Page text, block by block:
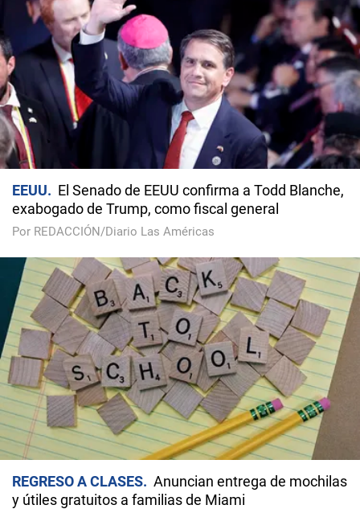
EEUU
El Senado de EEUU confirma a Todd Blanche,
exabogado de Trump, como fiscal general
Por REDACCIÓN/Diario Las Américas
REGRESO A CLASES
Anuncian entrega de mochilas
y útiles gratuitos a familias de Miami